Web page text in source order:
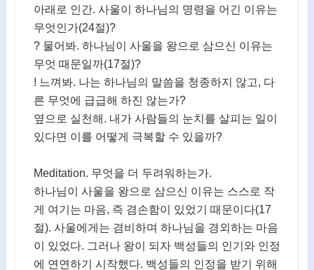
아래로 인간. 사울이 하나님의 명령을 어긴 이유는
무엇인가(24절)?
? 물어봐. 하나님이 사울을 왕으로 삼으신 이유는
무엇 때문일까(17절)?
! 느껴봐. 나는 하나님의 말씀을 청종하지 않고, 다
른 무엇에 급급해 하진 않는가?
옆으로 실천해. 내가 사람들의 눈치를 살피는 일이
있다면 이를 어떻게 극복할 수 있을까?
Meditation. 무엇을 더 두려워하는가.
하나님이 사울을 왕으로 삼으신 이유는 스스로 작
게 여기는 마음, 즉 겸손함이 있었기 때문이다(17
절). 사울에게는 겸비하며 하나님을 경외하는 마음
이 있었다. 그러나 왕이 되자 백성들의 인기와 인정
에 연연하기 시작했다. 백성들의 인정을 받기 위해